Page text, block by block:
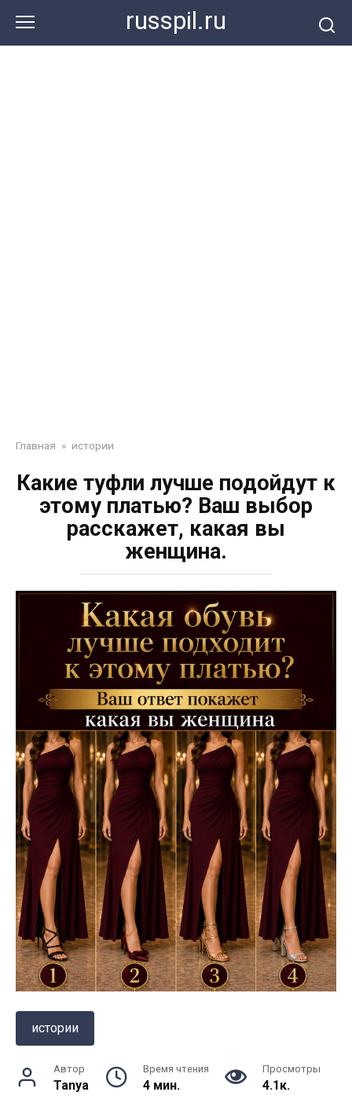
контенту
russpil.ru
Главная » истории
Какие туфли лучше подойдут к
этому платью? Ваш выбор
расскажет, какая вы
женщина.
истории
Автор
Tanya
Время чтения
4 мин.
Просмотры
4.1к.